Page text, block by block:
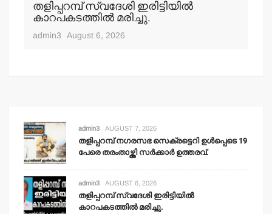
തളിപ്പറമ്പ് സ്വദേശി ഇരിട്ടിയില്‍
കാറപകടത്തില്‍ മരിച്ചു.
admin3 August 6, 2026
admin3 AUGUST 7, 2026
തളിപ്പറമ്പ് നഗരസഭ സെക്രട്ടെറി ഉള്‍പ്പെടെ 19
പേരെ തരംതാഴ്ത്തി സര്‍ക്കാര്‍ ഉത്തരവ്.
admin3 AUGUST 6, 2026
തളിപ്പറമ്പ് സ്വദേശി ഇരിട്ടിയില്‍
കാറപകടത്തില്‍ മരിച്ചു.